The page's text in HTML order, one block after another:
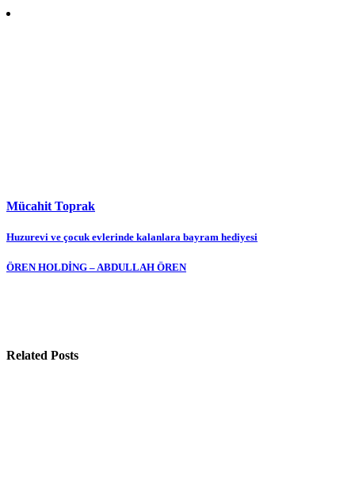
Mücahit Toprak
Yazı
gezinmesi
Huzurevi ve çocuk evlerinde kalanlara bayram hediyesi
ÖREN HOLDİNG – ABDULLAH ÖREN
Related Posts